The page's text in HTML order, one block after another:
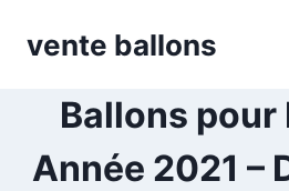
vente ballons
Ballons pour
Année 2021 –